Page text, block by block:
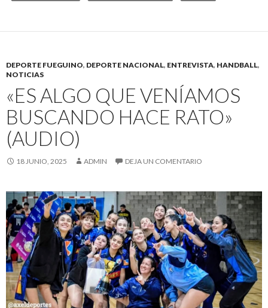
DEPORTE FUEGUINO, DEPORTE NACIONAL, ENTREVISTA, HANDBALL,
NOTICIAS
«ES ALGO QUE VENÍAMOS
BUSCANDO HACE RATO»
(AUDIO)
18 JUNIO, 2025 ADMIN DEJA UN COMENTARIO